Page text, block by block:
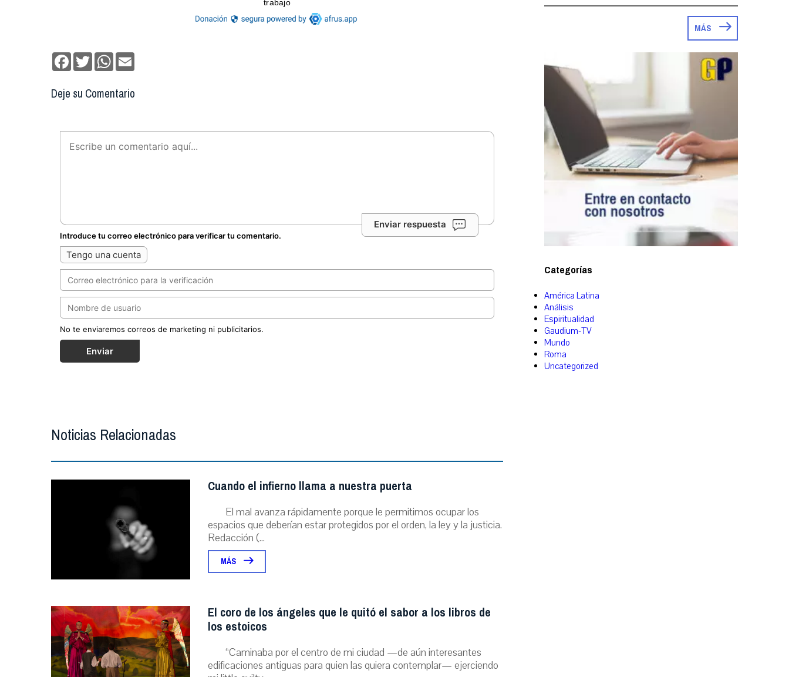
Facebook
TwitterWhatsApp
Deje su Comentario
Enviar respuesta
Introduce tu correo electrónico para verificar tu comentario.
Tengo una cuenta
No te enviaremos correos de marketing ni publicitarios.
Enviar
Noticias Relacionadas
Cuando el infierno llama a nuestra puerta
El mal avanza rápidamente porque le permitimos ocupar los
espacios que deberían estar protegidos por el orden, la ley y la justicia.
Redacción (...
MÁS
El coro de los ángeles que le quitó el sabor a los libros de
los estoicos
“Caminaba por el centro de mi ciudad —de aún interesantes
edificaciones antiguas para quien las quiera contemplar— ejerciendo
MÁS
Categorías
América Latina
Análisis
Espiritualidad
Gaudium-TV
Mundo
Roma
Uncategorized